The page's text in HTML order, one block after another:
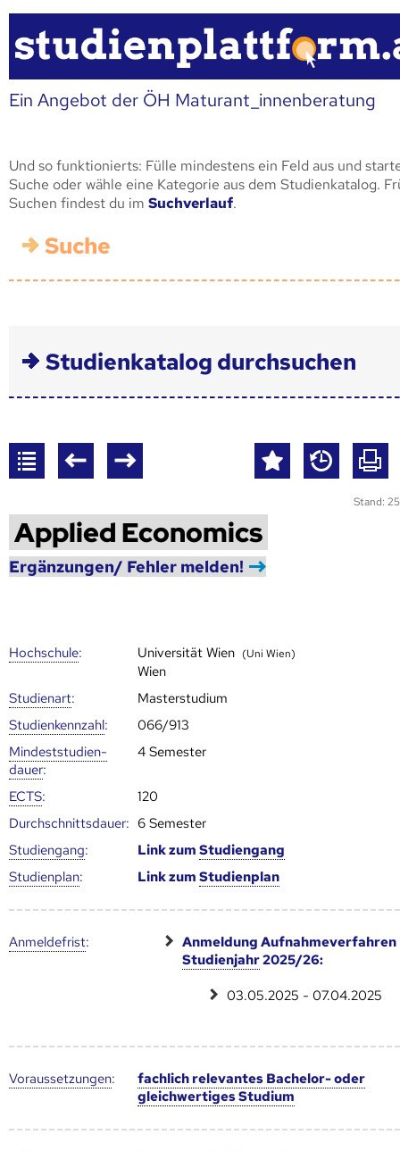
Ein Angebot der ÖH Maturant_innenberatung
Und so funktionierts: Fülle mindestens ein Feld aus und
Suche oder wähle eine Kategorie aus dem Studienkatalog.
Suchen findest du im Suchverlauf.
Suche
Studienkatalog durchsuchen
Stand:
Applied Economics
Ergänzungen/ Fehler melden!
Hoch­schule: Universität Wien (Uni Wien)
Wien
Studienart:
Masterstudium
Studien­kenn­zahl:
066/913
Mindest­studien­
dauer:
4 Semester
ECTS:
120
Durch­schnitts­dauer: 6 Semester
Studien­gang: Link zumStudien­gang
Studien­plan: Link zumStudien­plan
Anmelde­frist:
Anmeldung Aufnahmeverfahren
Studienjahr2025/26:
03.05.2025 - 07.04.2025
Voraus­setzungen:
fachlich relevantes Bachelor- oder
gleichwertiges Studium